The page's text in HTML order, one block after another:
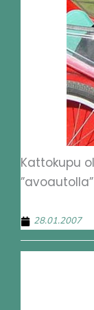
Kattokupu
28.01.2007